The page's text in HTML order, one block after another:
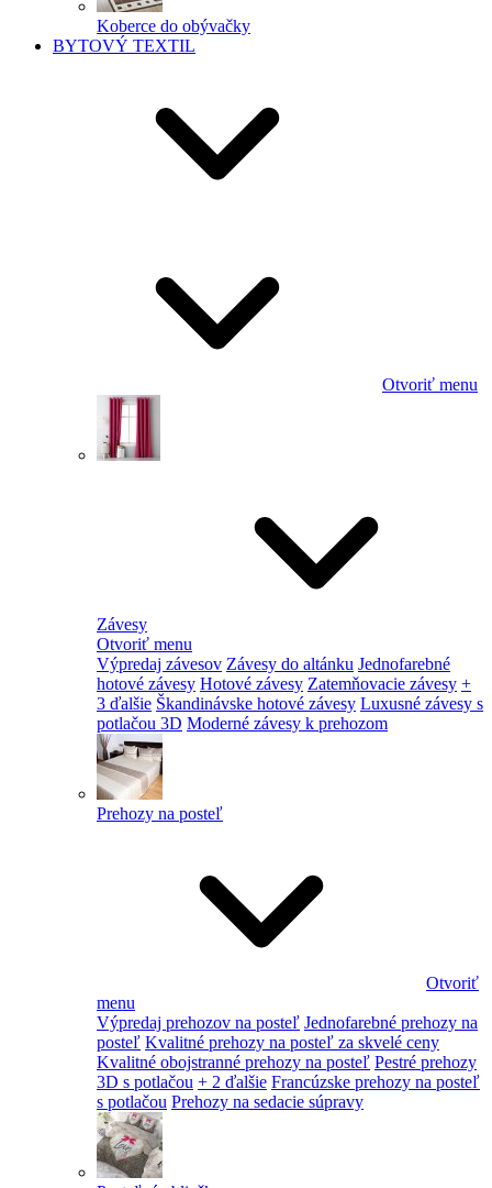
Koberce do obývačky
BYTOVÝ TEXTIL
Otvoriť menu
Závesy
Otvoriť menu
Výpredaj závesov Závesy do altánku Jednofarebné
hotové závesy Hotové závesy Zatemňovacie závesy +
3 ďalšie Škandinávske hotové závesy Luxusné závesy s
potlačou 3D Moderné závesy k prehozom
Prehozy na posteľ
Otvoriť
menu
Výpredaj prehozov na posteľ Jednofarebné prehozy na
posteľ Kvalitné prehozy na posteľ za skvelé ceny
Kvalitné obojstranné prehozy na posteľ Pestré prehozy
3D s potlačou + 2 ďalšie Francúzske prehozy na posteľ
s potlačou Prehozy na sedacie súpravy